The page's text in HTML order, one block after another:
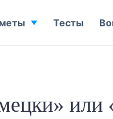
или
Тесты